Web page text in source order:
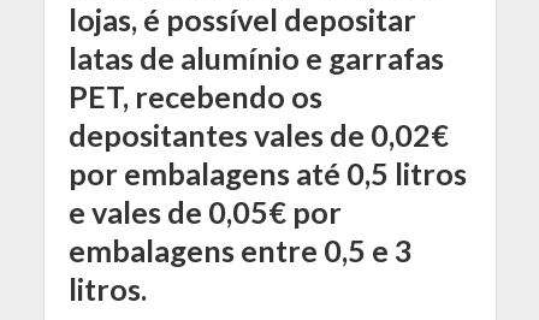
lojas, é possível depositar
latas de alumínio e garrafas
PET, recebendo os
depositantes vales de 0,02€
por embalagens até 0,5 litros
e vales de 0,05€ por
embalagens entre 0,5 e 3
litros.